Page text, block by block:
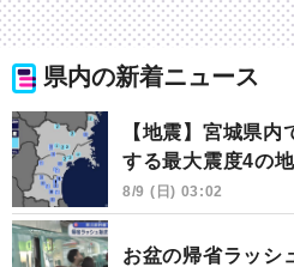
県内の新着ニュース
【地震】宮城県
する最大震度4の
8/9 (日) 03:02
お盆の帰省ラッ